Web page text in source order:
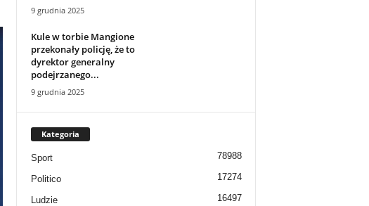
9 grudnia 2025
Kule w torbie Mangione
przekonały policję, że to
dyrektor generalny
podejrzanego...
9 grudnia 2025
Kategoria
Sport 78988
Politico 17274
Ludzie 16497